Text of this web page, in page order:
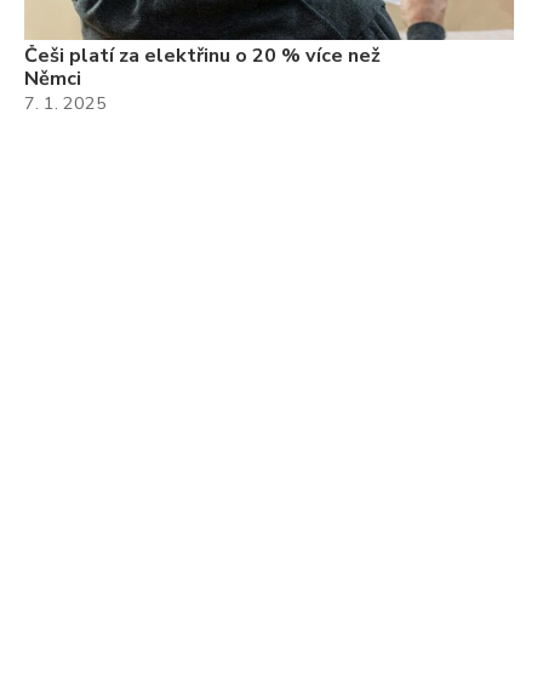
Češi platí za elektřinu o 20 % více než
Němci
7. 1. 2025